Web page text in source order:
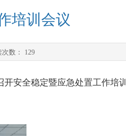
培训会议
数： 129
安全稳定暨应急处置工作培训